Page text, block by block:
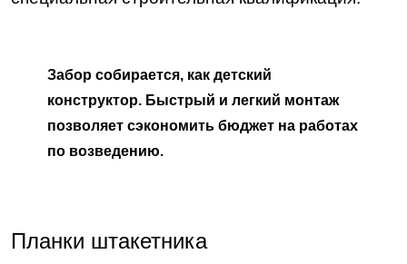
Забор собирается, как детский
конструктор. Быстрый и легкий монтаж
позволяет сэкономить бюджет на работах
по возведению.
Планки штакетника